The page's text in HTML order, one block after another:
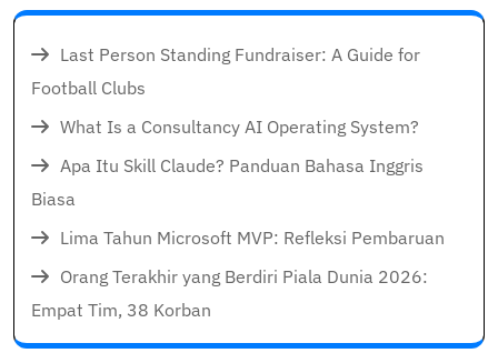
Last Person Standing Fundraiser: A Guide for
Football Clubs
What Is a Consultancy AI Operating System?
Apa Itu Skill Claude? Panduan Bahasa Inggris
Biasa
Lima Tahun Microsoft MVP: Refleksi Pembaruan
Orang Terakhir yang Berdiri Piala Dunia 2026:
Empat Tim, 38 Korban